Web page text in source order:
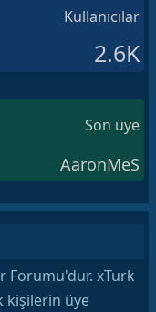
Kullanıcılar
2.6K
Son üye
AaronMeS
Forumu'dur. xTurk
kişilerin üye